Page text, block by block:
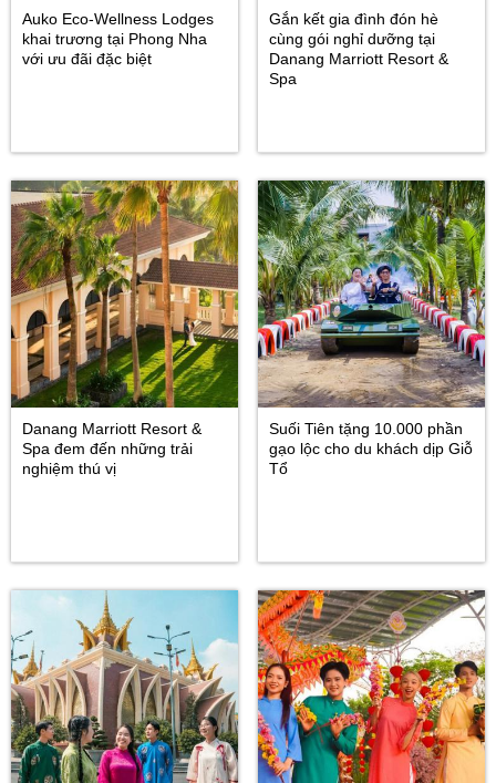
Auko Eco-Wellness Lodges
khai trương tại Phong Nha
với ưu đãi đặc biệt
Gắn kết gia đình đón hè
cùng gói nghỉ dưỡng tại
Danang Marriott Resort &
Spa
Danang Marriott Resort &
Spa đem đến những trải
nghiệm thú vị
Suối Tiên tặng 10.000 phần
gạo lộc cho du khách dịp Giỗ
Tổ